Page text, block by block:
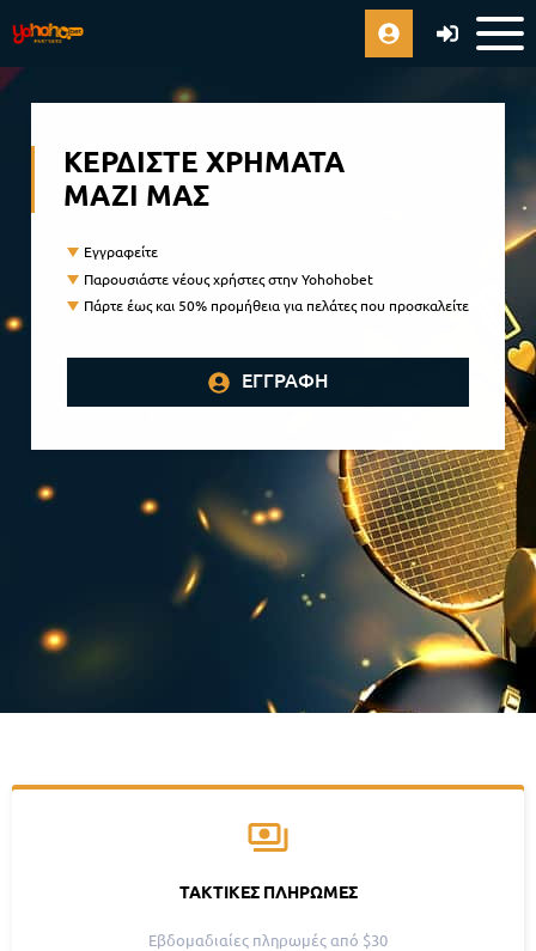
ΚΕΡΔΊΣΤΕ ΧΡΉΜΑΤΑ
ΜΑΖΊ ΜΑΣ
Εγγραφείτε
Παρουσιάστε νέους χρήστες στην Yohohobet
Πάρτε έως και 50% προμήθεια για πελάτες που προσκαλείτε
ΕΓΓΡΑΦΉ
ΤΑΚΤΙΚΈΣ ΠΛΗΡΩΜΈΣ
Εβδομαδιαίες πληρωμές από $30